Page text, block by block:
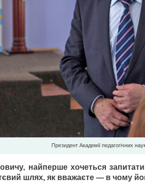
Президент Академії педагогічних
найперше хочеться
шлях, як вважаєте — в чому